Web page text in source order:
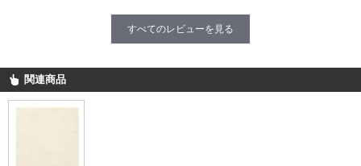
すべてのレビューを見る
関連商品